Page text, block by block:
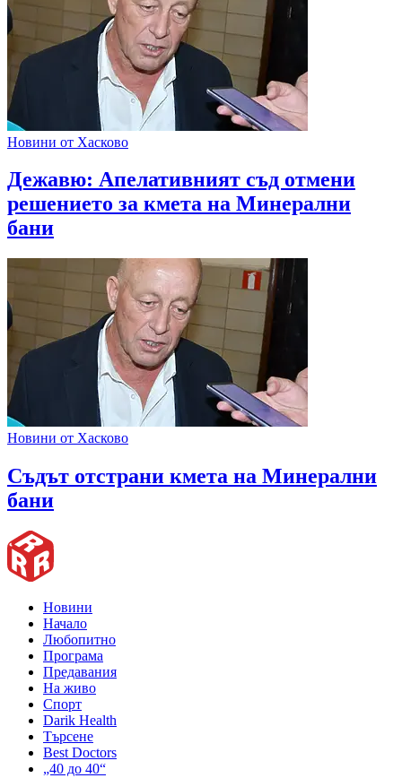
Новини от Хасково
Дежавю: Апелативният съд отмени
решението за кмета на Минерални
бани
Новини от Хасково
Съдът отстрани кмета на Минерални
бани
Новини
Начало
Любопитно
Програма
Предавания
На живо
Спорт
Darik Health
Търсене
Best Doctors
„40 до 40“